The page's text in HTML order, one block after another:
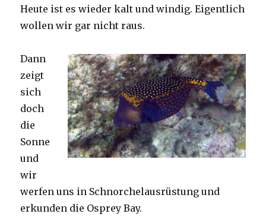
Heute ist es wieder kalt und windig. Eigentlich
wollen wir gar nicht raus.
Dann
zeigt
sich
doch
die
Sonne
und
wir
werfen uns in Schnorchelausrüstung und
erkunden die Osprey Bay.